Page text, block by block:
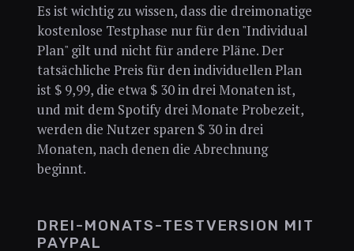
Es ist wichtig zu wissen, dass die dreimonatige
kostenlose Testphase nur für den "Individual
Plan" gilt und nicht für andere Pläne. Der
tatsächliche Preis für den individuellen Plan
ist $ 9,99, die etwa $ 30 in drei Monaten ist,
und mit dem Spotify drei Monate Probezeit,
werden die Nutzer sparen $ 30 in drei
Monaten, nach denen die Abrechnung
beginnt.
DREI-MONATS-TESTVERSION MIT
PAYPAL